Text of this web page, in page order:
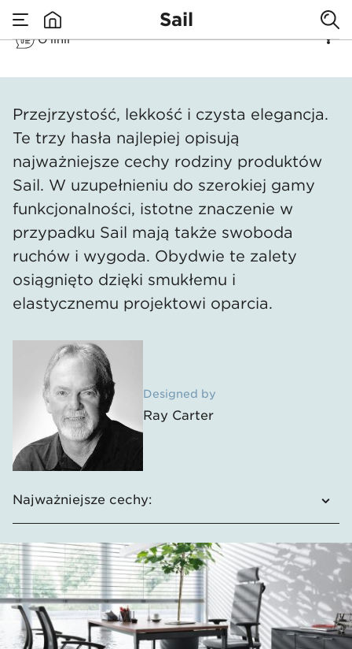
Sail
O linii
Sail
​Przejrzystość, lekkość i czysta elegancja.
Te trzy hasła najlepiej opisują
najważniejsze cechy rodziny produktów
Sail. W uzupełnieniu do szerokiej gamy
funkcjonalności, istotne znaczenie w
przypadku Sail mają także swoboda
ruchów i wygoda. Obydwie te zalety
osiągnięto dzięki smukłemu i
elastycznemu projektowi oparcia.
Designed by
Ray Carter
Najważniejsze cechy:
Szeroki wybór konfiguracji i kolorów
Doskonałe dopasowanie krzesła do każdego
użytkownika
Znany na całym świecie mechanizm GLIDE-